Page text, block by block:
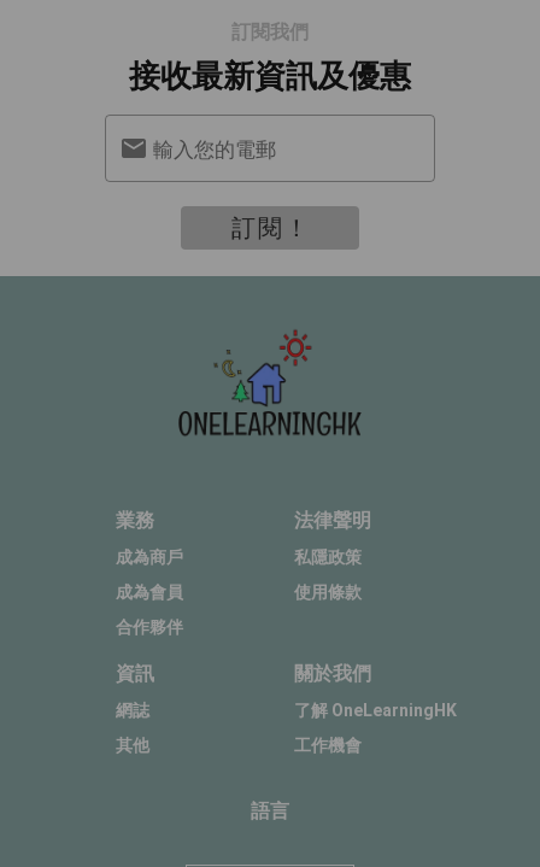
訂閱我們
接收最新資訊及優惠
輸入您的電郵
訂閱！
業務
成為商戶
成為會員
合作夥伴
法律聲明
私隱政策
使用條款
資訊
網誌
其他
關於我們
了解 OneLearningHK
工作機會
語言